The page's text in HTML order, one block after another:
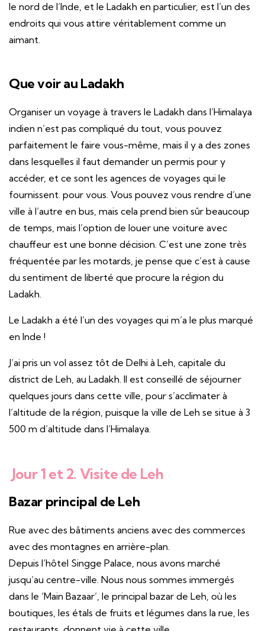
le nord de l’Inde, et le Ladakh en particulier, est l’un des
endroits qui vous attire véritablement comme un
aimant.
Que voir au Ladakh
Organiser un voyage à travers le Ladakh dans l’Himalaya
indien n’est pas compliqué du tout, vous pouvez
parfaitement le faire vous-même, mais il y a des zones
dans lesquelles il faut demander un permis pour y
accéder, et ce sont les agences de voyages qui le
fournissent. pour vous. Vous pouvez vous rendre d’une
ville à l’autre en bus, mais cela prend bien sûr beaucoup
de temps, mais l’option de louer une voiture avec
chauffeur est une bonne décision. C’est une zone très
fréquentée par les motards, je pense que c’est à cause
du sentiment de liberté que procure la région du
Ladakh.
Le Ladakh a été l’un des voyages qui m’a le plus marqué
en Inde !
J’ai pris un vol assez tôt de Delhi à Leh, capitale du
district de Leh, au Ladakh. Il est conseillé de séjourner
quelques jours dans cette ville, pour s’acclimater à
l’altitude de la région, puisque la ville de Leh se situe à 3
500 m d’altitude dans l’Himalaya.
Jour 1 et 2. Visite de Leh
Bazar principal de Leh
Rue avec des bâtiments anciens avec des commerces
avec des montagnes en arrière-plan.
Depuis l’hôtel Singge Palace, nous avons marché
jusqu’au centre-ville. Nous nous sommes immergés
dans le ‘Main Bazaar’, le principal bazar de Leh, où les
boutiques, les étals de fruits et légumes dans la rue, les